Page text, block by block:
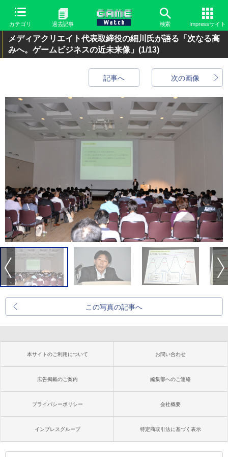
カテゴリ 過去記事 検索 Impressサイト
メディアクリエイト代表取締役の細川氏が語る「次なる高
みへ。ゲームビジネスの近未来像」 (1/13)
次の画像
記事へ
この写真の記事へ
本サイトのご利用について お問い合わせ
広告掲載のご案内 編集部へのご連絡
プライバシーポリシー 会社概要
インプレスグループ 特定商取引法に基づく表示